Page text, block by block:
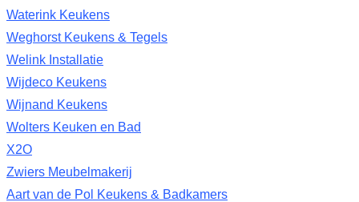
Waterink Keukens
Weghorst Keukens & Tegels
Welink Installatie
Wijdeco Keukens
Wijnand Keukens
Wolters Keuken en Bad
X2O
Zwiers Meubelmakerij
Aart van de Pol Keukens & Badkamers